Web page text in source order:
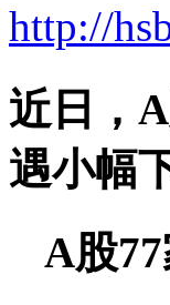
http://
近日，
遇小幅
A股